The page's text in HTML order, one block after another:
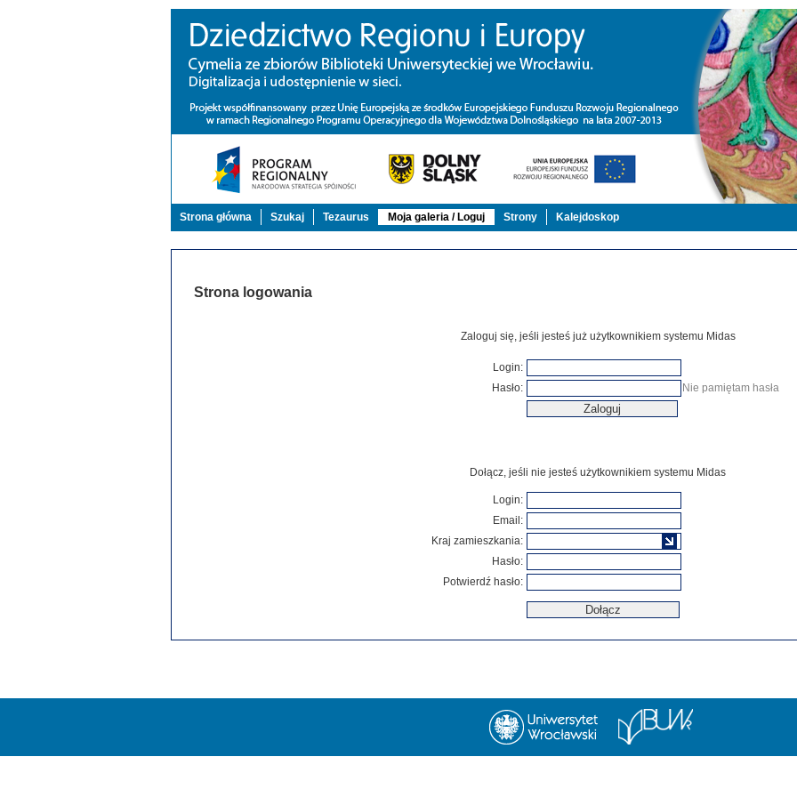
Strona główna Szukaj Tezaurus Moja galeria / Loguj Strony Kalejdoskop
Strona logowania
Zaloguj się, jeśli jesteś już użytkownikiem systemu Midas
Login:
Hasło:
Nie pamiętam hasła
Dołącz, jeśli nie jesteś użytkownikiem systemu Midas
Login:
Email:
Kraj zamieszkania:
Hasło:
Potwierdź hasło: